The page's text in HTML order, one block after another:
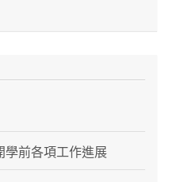
學前各項工作進展